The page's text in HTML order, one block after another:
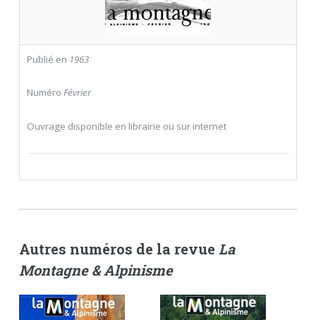
Publié en 1963
Numéro Février
Ouvrage disponible en librairie ou sur internet
Autres numéros de la revue La
Montagne & Alpinisme